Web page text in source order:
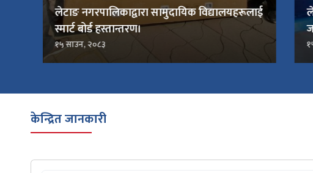
लेटाङ नगरपालिकाद्वारा सामुदायिक विद्यालयहरूलाई
स्मार्ट बोर्ड हस्तान्तरण।
१५ साउन, २०८३
केन्द्रित जानकारी